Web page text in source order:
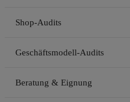
Shop-Audits
Geschäftsmodell-Audits
Beratung & Eignung